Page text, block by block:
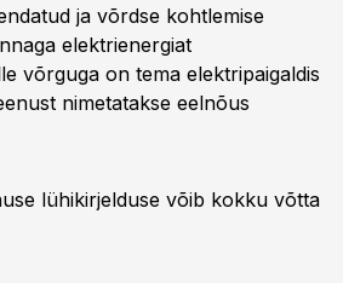
ja võrdse kohtlemise
elektrienergiat
võrguga on tema elektripaigaldis
nimetatakse eelnõus
lühikirjelduse võib kokku võtta